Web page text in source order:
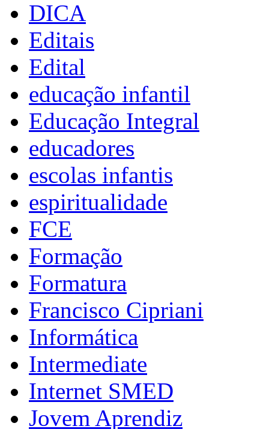
DICA
Editais
Edital
educação infantil
Educação Integral
educadores
escolas infantis
espiritualidade
FCE
Formação
Formatura
Francisco Cipriani
Informática
Intermediate
Internet SMED
Jovem Aprendiz